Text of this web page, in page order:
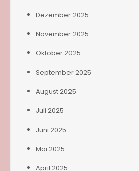
Dezember 2025
November 2025
Oktober 2025
September 2025
August 2025
Juli 2025
Juni 2025
Mai 2025
April 2025